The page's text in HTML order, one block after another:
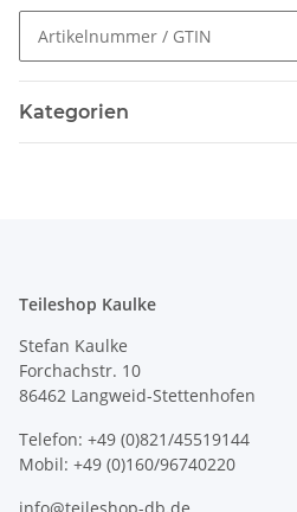
Kategorien
Teileshop Kaulke
Stefan Kaulke
Forchachstr. 10
86462 Langweid-Stettenhofen
Telefon: +49 (0)821/45519144
Mobil: +49 (0)160/96740220